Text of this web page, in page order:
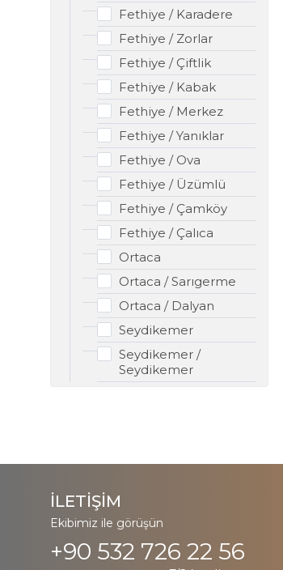
Fethiye / Karadere
Fethiye / Zorlar
Fethiye / Çiftlik
Fethiye / Kabak
Fethiye / Merkez
Fethiye / Yanıklar
Fethiye / Ova
Fethiye / Üzümlü
Fethiye / Çamköy
Fethiye / Çalıca
Ortaca
Ortaca / Sarıgerme
Ortaca / Dalyan
Seydikemer
Seydikemer /
Seydikemer
İLETİŞİM
Ekibimiz ile görüşün
+90 532 726 22 56